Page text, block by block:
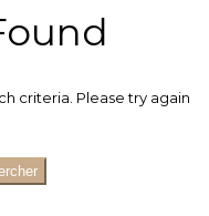
criteria. Please try again